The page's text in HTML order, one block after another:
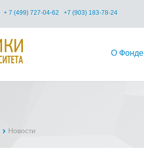
+ 7 (499) 727-04-62 +7 (903) 183-78-24
О Фонде
Новости